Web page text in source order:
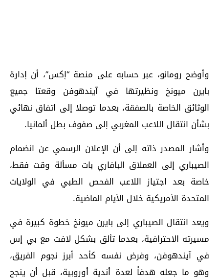
وأوضح رومانو، عبر حسابه على منصة “إكس”، أن إدارة
بايرن ميونخ ونظيرتها في آيندهوفن وقعتا جميع
الوثائق الخاصة بالصفقة، بعدما توصلا إلى اتفاق نهائي
بشأن انتقال اللاعب المغربي إلى صفوف بطل ألمانيا.
وأشار المصدر ذاته إلى أن الإعلان الرسمي عن انضمام
الصيباري إلى العملاق البافاري بات مسألة وقت فقط،
خاصة بعد اجتياز اللاعب الفحص الطبي في الولايات
المتحدة الأمريكية خلال الأيام الماضية.
ويعد انتقال الصيباري إلى بايرن ميونخ خطوة كبيرة في
مسيرته الاحترافية، بعدما تألق بشكل لافت مع بي إس
في آيندهوفن، وفرض نفسه كأحد أبرز نجوم الفريق،
وهو ما جعله هدفاً لعدة أندية أوروبية، قبل أن ينجح